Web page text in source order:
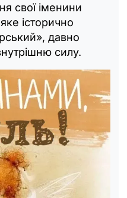
свої іменини
історично
давно
силу.